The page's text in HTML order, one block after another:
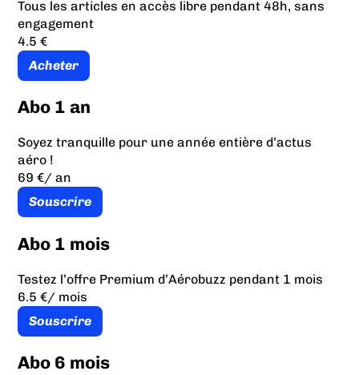
Tous les articles en accès libre pendant 48h, sans
engagement
4.5 €
Acheter
Abo 1 an
Soyez tranquille pour une année entière d’actus
aéro !
69 €/ an
Souscrire
Abo 1 mois
Testez l’offre Premium d’Aérobuzz pendant 1 mois
6.5 €/ mois
Souscrire
Abo 6 mois